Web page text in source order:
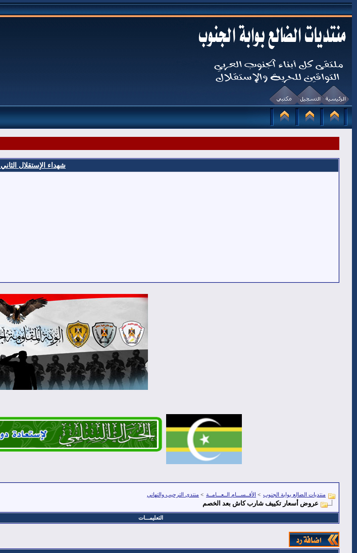
شهداء الإستقلال
منتديات الضالع بوابة الجنوب > الأقــســـام الــعـــامــة > منتدى الترحيب والتهاني
عروض أسعار تكييف شارب كاش بعد الخصم
التعليمـــات